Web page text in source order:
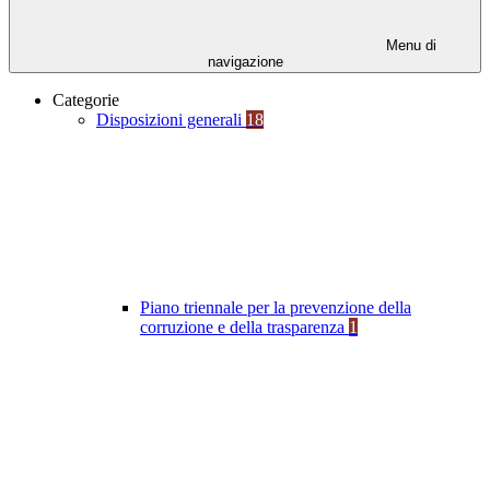
Menu di
navigazione
Categorie
Disposizioni generali 18
Piano triennale per la prevenzione della
corruzione e della trasparenza 1